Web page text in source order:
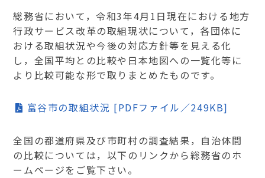
総務省において，令和3年4月1日現在における地方
行政サービス改革の取組現状について，各団体に
おける取組状況や今後の対応方針等を見える化
し，全国平均との比較や日本地図への一覧化等に
より比較可能な形で取りまとめたものです。
富谷市の取組状況 [PDFファイル／249KB]
全国の都道府県及び市町村の調査結果，自治体間
の比較については，以下のリンクから総務省のホ
ームページをご覧下さい。